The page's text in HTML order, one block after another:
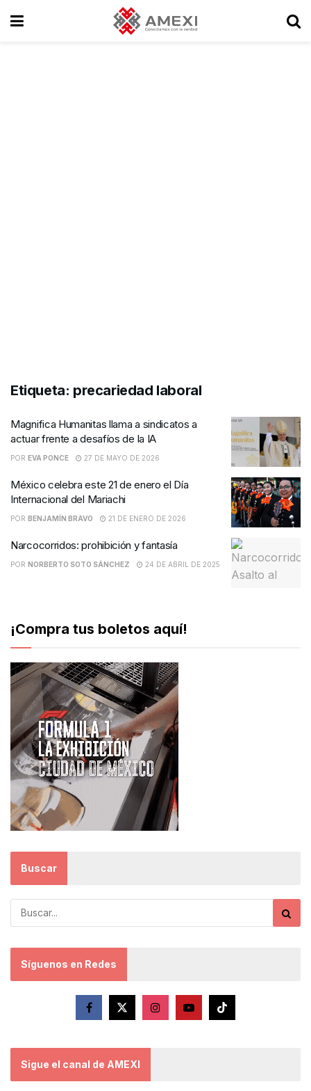
Etiqueta: precariedad laboral
Magnifica Humanitas llama a sindicatos a
actuar frente a desafíos de la IA
POR EVA PONCE 27 DE MAYO DE 2026
México celebra este 21 de enero el Día
Internacional del Mariachi
POR BENJAMÍN BRAVO 21 DE ENERO DE 2026
Narcocorridos: prohibición y fantasía
POR NORBERTO SOTO SÁNCHEZ 24 DE ABRIL DE 2025
¡Compra tus boletos aquí!
Buscar
Síguenos en Redes
Sigue el canal de AMEXI